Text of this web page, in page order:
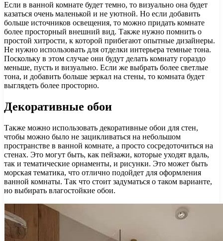
Если в ванной комнате будет темно, то визуально она будет
казаться очень маленькой и не уютной. Но если добавить
больше источников освещения, то можно придать комнате
более просторный внешний вид. Также нужно помнить о
простой хитрости, к которой прибегают опытные дизайнеры.
Не нужно использовать для отделки интерьера темные тона.
Поскольку в этом случае они будут делать комнату гораздо
меньше, пусть и визуально. Если же выбрать более светлые
тона, и добавить больше зеркал на стены, то комната будет
выглядеть более просторно.
Декоративные обои
Также можно использовать декоративные обои для стен,
чтобы можно было не зацикливаться на небольшом
пространстве в ванной комнате, а просто сосредоточиться на
стенах. Это могут быть, как пейзажи, которые уходят вдаль,
так и тематические орнаменты, и рисунки. Это может быть
морская тематика, что отлично подойдет для оформления
ванной комнаты. Так что стоит задуматься о таком варианте,
но выбирать влагостойкие обои.